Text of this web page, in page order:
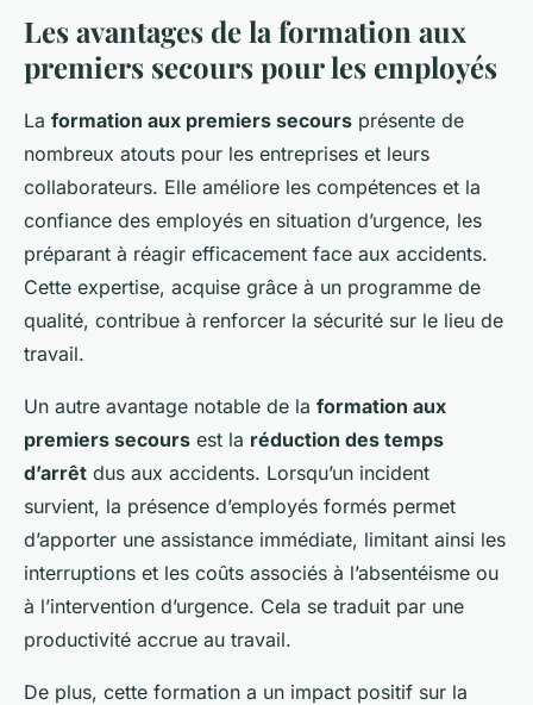
Comment les premiers
secours améliorent la
productivité au travail
Imran 20 décembre 2024 • 4 min de lecture
Les avantages de la formation aux
premiers secours pour les employés
La formation aux premiers secours présente de
nombreux atouts pour les entreprises et leurs
collaborateurs. Elle améliore les compétences et la
confiance des employés en situation d’urgence, les
préparant à réagir efficacement face aux accidents.
Cette expertise, acquise grâce à un programme de
qualité, contribue à renforcer la sécurité sur le lieu de
travail.
Un autre avantage notable de la formation aux
premiers secours est la réduction des temps
d’arrêt dus aux accidents. Lorsqu’un incident
survient, la présence d’employés formés permet
d’apporter une assistance immédiate, limitant ainsi les
interruptions et les coûts associés à l’absentéisme ou
à l’intervention d’urgence. Cela se traduit par une
productivité accrue au travail.
De plus, cette formation a un impact positif sur la